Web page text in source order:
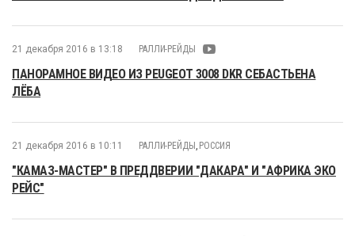
21 декабря 2016 в 13:18 РАЛЛИ-РЕЙДЫ
ПАНОРАМНОЕ ВИДЕО ИЗ PEUGEOT 3008 DKR СЕБАСТЬЕНА
ЛЁБА
21 декабря 2016 в 10:11 РАЛЛИ-РЕЙДЫ , РОССИЯ
"КАМАЗ-МАСТЕР" В ПРЕДДВЕРИИ "ДАКАРА" И "АФРИКА ЭКО
РЕЙС"